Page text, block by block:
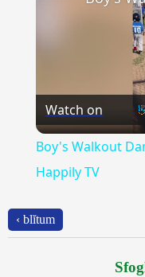
Watch on
Boy's Walkout
Happily TV
‹ blĭtum